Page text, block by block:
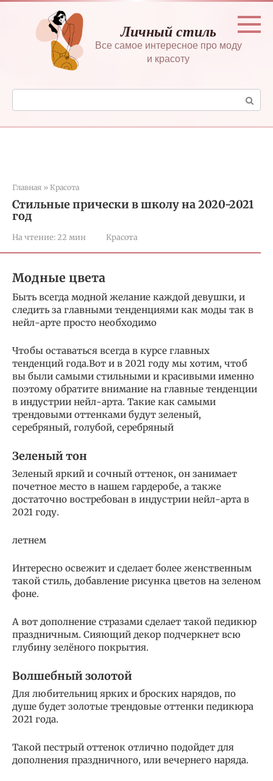
Перейти
контенту
Личный стиль
Все самое интересное про моду
и красоту
Поиск:
Главная » Красота
Стильные прически в школу на 2020-2021
год
На чтение: 22 мин Красота
Модные цвета
Быть всегда модной желание каждой девушки, и
следить за главными тенденциями как моды так в
нейл-арте просто необходимо
Чтобы оставаться всегда в курсе главных
тенденций года.Вот и в 2021 году мы хотим, чтоб
вы были самыми стильными и красивыми именно
поэтому обратите внимание на главные тенденции
в индустрии нейл-арта. Такие как самыми
трендовыми оттенками будут зеленый,
серебряный, голубой, серебряный
Зеленый тон
Зеленый яркий и сочный оттенок, он занимает
почетное место в нашем гардеробе, а также
достаточно востребован в индустрии нейл-арта в
2021 году.
летнем
Интересно освежит и сделает более женственным
такой стиль, добавление рисунка цветов на зеленом
фоне.
А вот дополнение стразами сделает такой педикюр
праздничным. Сияющий декор подчеркнет всю
глубину зелёного покрытия.
Волшебный золотой
Для любительниц ярких и броских нарядов, по
душе будет золотые трендовые оттенки педикюра
2021 года.
Такой пестрый оттенок отлично подойдет для
дополнения праздничного, или вечернего наряда.